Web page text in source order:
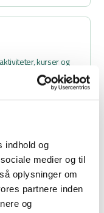
indhold og
medier og til
oplysninger om
partnere inden
og
kurser og
deltage uden
gode oplevelser